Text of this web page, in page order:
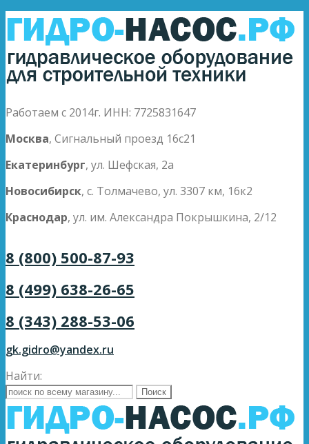
Работаем с 2014г. ИНН: 7725831647
Москва, Сигнальный проезд 16с21
Екатеринбург, ул. Шефская, 2а
Новосибирск, с. Толмачево, ул. 3307 км, 16к2
Краснодар, ул. им. Александра Покрышкина, 2/12
8 (800) 500-87-93
8 (499) 638-26-65
8 (343) 288-53-06
gk.gidro@yandex.ru
Найти: